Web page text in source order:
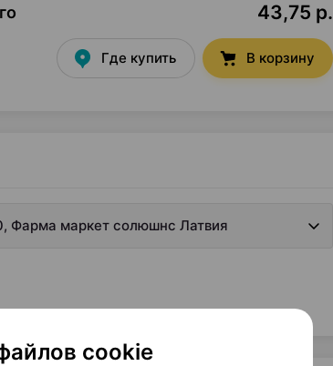
43,75 р.
Где купить В корзину
Фарма маркет солюшнс Латвия
cookie